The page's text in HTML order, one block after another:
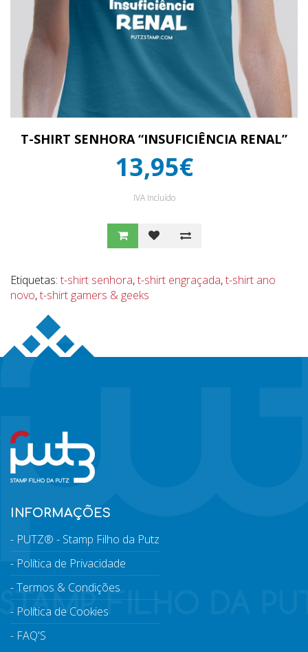
T-SHIRT SENHORA “INSUFICIÊNCIA RENAL”
13,95€
IVA Incluído
Etiquetas: t-shirt senhora,t-shirt engraçada,t-shirt ano
novo,t-shirt gamers & geeks
INFORMAÇÕES
PUTZ® - Stamp Filho da Putz
Política de Privacidade
Termos & Condições
Política de Cookies
FAQ'S